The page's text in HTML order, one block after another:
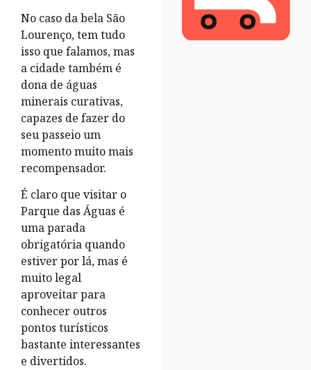
No caso da bela São
Lourenço, tem tudo
isso que falamos, mas
a cidade também é
dona de águas
minerais curativas,
capazes de fazer do
seu passeio um
momento muito mais
recompensador.
É claro que visitar o
Parque das Águas é
uma parada
obrigatória quando
estiver por lá, mas é
muito legal
aproveitar para
conhecer outros
pontos turísticos
bastante interessantes
e divertidos.